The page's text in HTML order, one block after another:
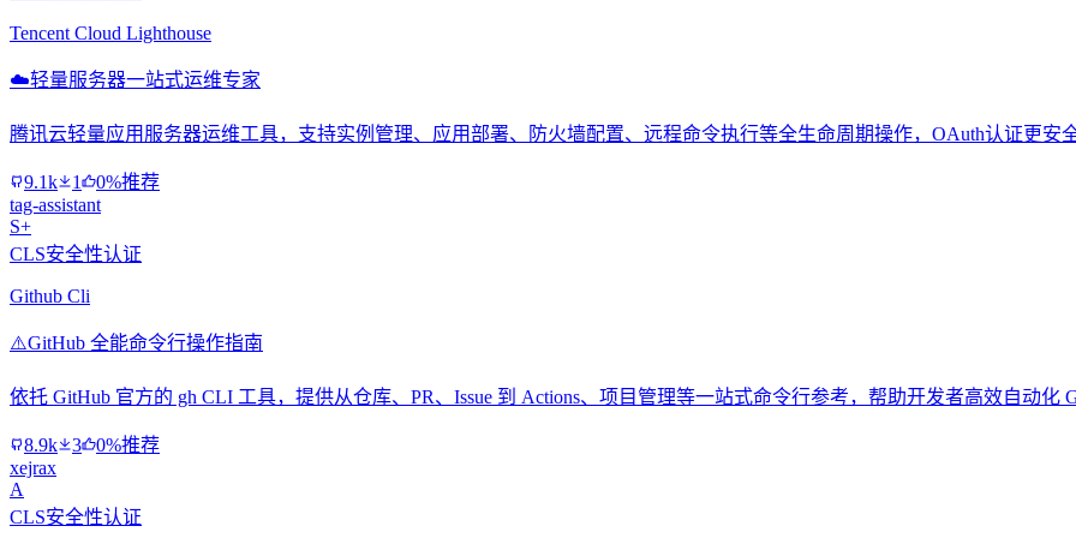
Tencent Cloud Lighthouse
☁️轻量服务器一站式运维专家
腾讯云轻量应用服务器运维工具，支持实例管理、应用部署、防火墙配置、远程命令执行等全生命周期操作，OAuth认证更安全
9.1k 1
0%推荐
tag-assistant
S+
CLS安全性认证
Github Cli
⚠️GitHub 全能命令行操作指南
依托 GitHub 官方的 gh CLI 工具，提供从仓库、PR、Issue 到 Actions、项目管理等一站式命令行参考，帮助开发者高效自动化
8.9k 3
0%推荐
xejrax
A
CLS安全性认证